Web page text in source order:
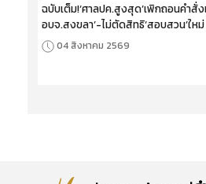
ฉบับเต็ม!‘ศาลปค.สูงสุด’เพิกถอนคำสั่ง
อบจ.สงขลา’-ไม่ตัดสิทธิ‘สอบสวน’ใหม่
04 สิงหาคม 2569